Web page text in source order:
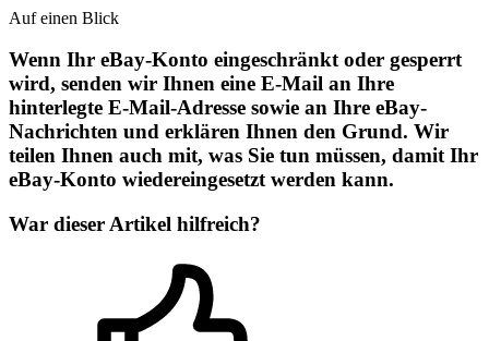
Auf einen Blick
Wenn Ihr eBay-Konto eingeschränkt oder gesperrt
wird, senden wir Ihnen eine E-Mail an Ihre
hinterlegte E-Mail-Adresse sowie an Ihre eBay-
Nachrichten und erklären Ihnen den Grund. Wir
teilen Ihnen auch mit, was Sie tun müssen, damit Ihr
eBay-Konto wiedereingesetzt werden kann.
War dieser Artikel hilfreich?